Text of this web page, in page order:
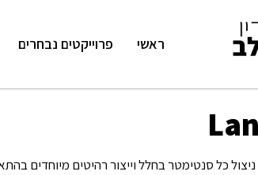
ראשי פרוייקטים נבחרים
כל סנטימטר בחלל וייצור רהיטים מיוחדים